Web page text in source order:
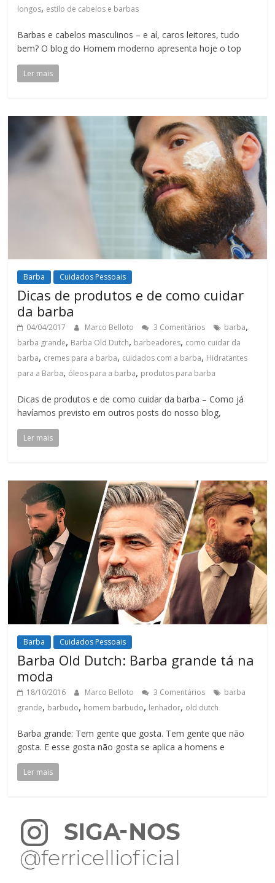
longos, estilo de cabelos e barbas
Barbas e cabelos masculinos – e aí, caros leitores, tudo
bem? O blog do Homem moderno apresenta hoje o top
Ler mais
Barba Cuidados Pessoais
Dicas de produtos e de como cuidar
da barba
04/04/2017 Marco Belloto 3 Comentários barba,
barba grande, Barba Old Dutch, barbeadores, como cuidar da
barba, cremes para a barba, cuidados com a barba, Hidratantes
para a Barba, óleos para a barba, produtos para barba
Dicas de produtos e de como cuidar da barba – Como já
havíamos previsto em outros posts do nosso blog,
Ler mais
Barba Cuidados Pessoais
Barba Old Dutch: Barba grande tá na
moda
18/10/2016 Marco Belloto 3 Comentários
barba
grande, barbudo, homem barbudo, lenhador, old dutch
Barba grande: Tem gente que gosta. Tem gente que não
gosta. E esse gosta não gosta se aplica a homens e
Ler mais